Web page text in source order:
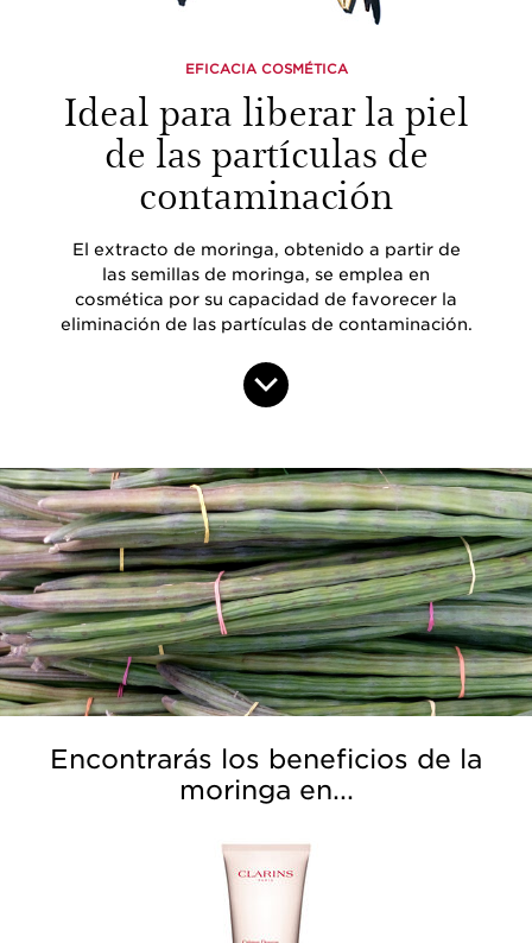
EFICACIA COSMÉTICA
Ideal para liberar la piel
de las partículas de
contaminación
El extracto de moringa, obtenido a partir de
las semillas de moringa, se emplea en
cosmética por su capacidad de favorecer la
eliminación de las partículas de contaminación.
Encontrarás los beneficios de la
moringa en...